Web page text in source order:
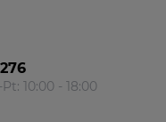
10:00 - 18:00